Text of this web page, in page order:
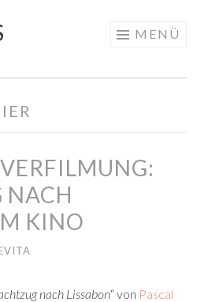
MENÜ
NACH
KINO
nach Lissabon“ von Pascal